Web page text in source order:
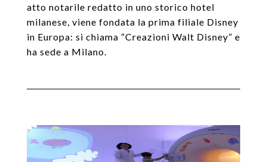
atto notarile redatto in uno storico hotel
milanese, viene fondata la prima filiale Disney
in Europa: si chiama “Creazioni Walt Disney” e
ha sede a Milano.